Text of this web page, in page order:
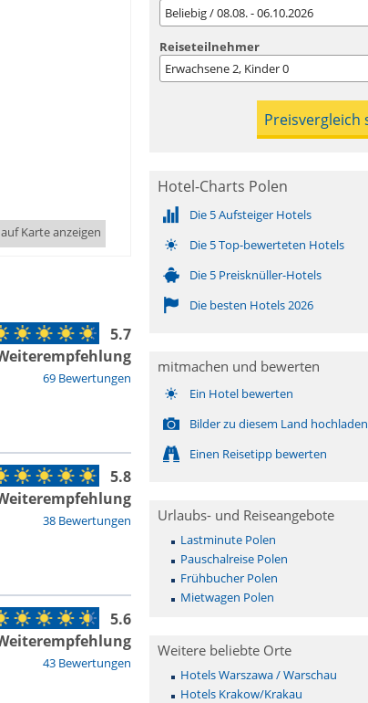
Karte anzeigen
69 Bewertungen
5.7
38 Bewertungen
5.8
43 Bewertungen
5.6
Beliebig / 08.08. - 06.10.2026
Reiseteilnehmer
Erwachsene2, Kinder0
Hotel-Charts Polen
Die 5 Aufsteiger Hotels
Die 5 Top-bewerteten Hotels
Die 5 Preisknüller-Hotels
Die besten Hotels 2026
mitmachen und bewerten
Ein Hotel bewerten
Bilder zu diesem Land hochladen
Einen Reisetipp bewerten
Urlaubs- und Reiseangebote
Lastminute Polen
Pauschalreise Polen
Frühbucher Polen
Mietwagen Polen
Weitere beliebte Orte
Hotels Warszawa / Warschau
Hotels Krakow/Krakau